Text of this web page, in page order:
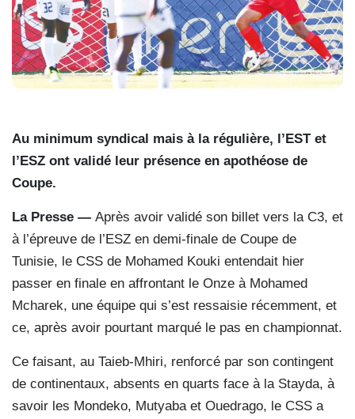
Au minimum syndical mais à la régulière, l’EST et
l’ESZ ont validé leur présence en apothéose de
Coupe.
La Presse — Après avoir validé son billet vers la C3, et
à l’épreuve de l’ESZ en demi-finale de Coupe de
Tunisie, le CSS de Mohamed Kouki entendait hier
passer en finale en affrontant le Onze à Mohamed
Mcharek, une équipe qui s’est ressaisie récemment, et
ce, après avoir pourtant marqué le pas en championnat.
Ce faisant, au Taieb-Mhiri, renforcé par son contingent
de continentaux, absents en quarts face à la Stayda, à
savoir les Mondeko, Mutyaba et Ouedrago, le CSS a